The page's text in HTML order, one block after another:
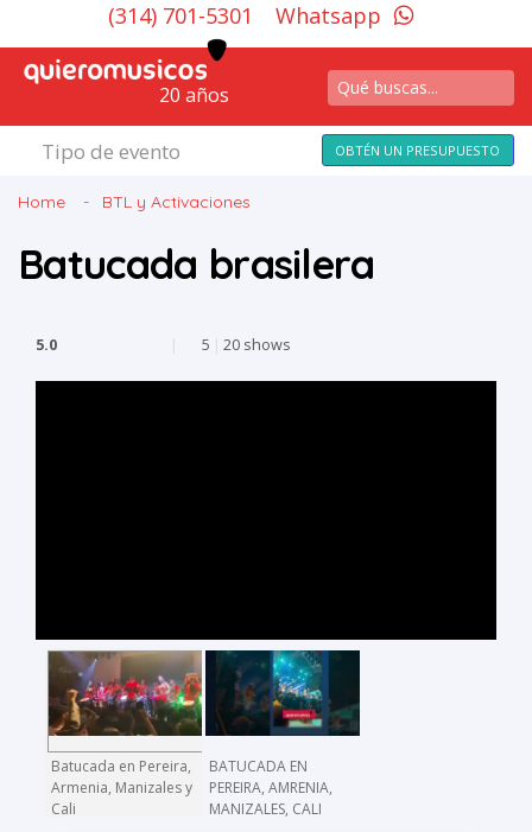
(314) 701-5301 Whatsapp
20 años
Tipo de evento OBTÉN UN PRESUPUESTO
Home BTL y Activaciones
Batucada brasilera
5.0 | 5 | 20 shows
Batucada en Pereira,
Armenia, Manizales y
Cali
BATUCADA EN
PEREIRA, AMRENIA,
MANIZALES, CALI